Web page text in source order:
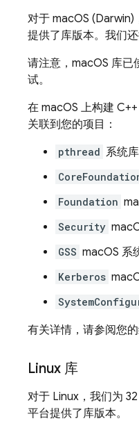
对于 macOS (Darwin)
提供了库版本。我们
请注意，macOS 库已
试。
在 macOS 上构建
关联到您的项目：
pthread 系统库
Foundation
Security
GSS macOS 系
Kerberos
有关详情，请参阅您的
Linux 库
对于 Linux，我们为
平台提供了库版本。